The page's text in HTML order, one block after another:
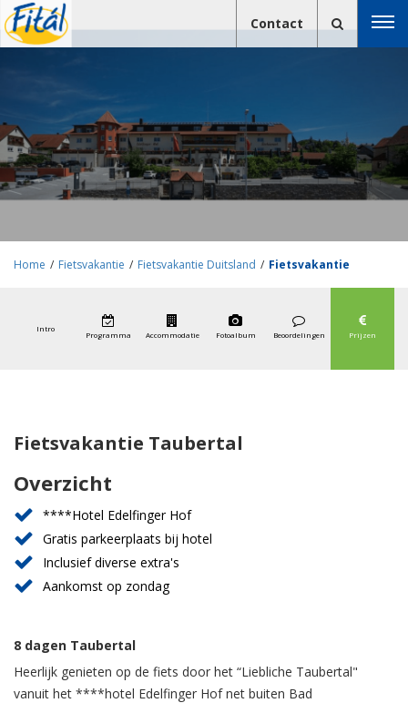
Contact
Home / Fietsvakantie / Fietsvakantie Duitsland / Fietsvakantie
Intro
Programma Accommodatie Fotoalbum Beoordelingen Prijzen
Fietsvakantie Taubertal
Overzicht
****Hotel Edelfinger Hof
Gratis parkeerplaats bij hotel
Inclusief diverse extra's
Aankomst op zondag
8 dagen Taubertal
Heerlijk genieten op de fiets door het “Liebliche Taubertal"
vanuit het ****hotel Edelfinger Hof net buiten Bad